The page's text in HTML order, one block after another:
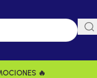
🔥